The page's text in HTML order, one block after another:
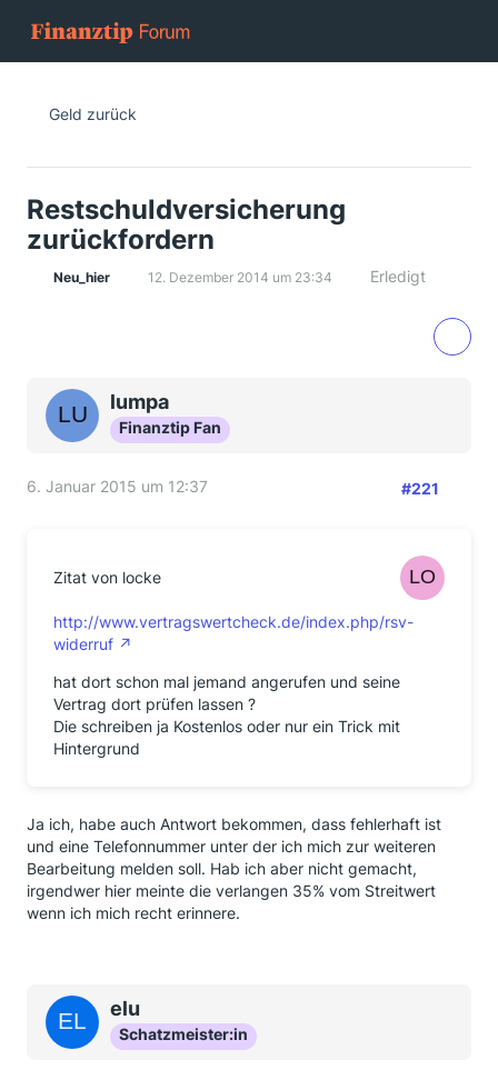
Geld zurück
Restschuldversicherung
zurückfordern
Neu_hier 12. Dezember 2014 um 23:34 Erledigt
lumpa
Finanztip Fan
6. Januar 2015 um 12:37 #221
Zitat von locke
http://www.vertragswertcheck.de/index.php/rsv-
widerruf
hat dort schon mal jemand angerufen und seine
Vertrag dort prüfen lassen ?
Die schreiben ja Kostenlos oder nur ein Trick mit
Hintergrund
Ja ich, habe auch Antwort bekommen, dass fehlerhaft ist
und eine Telefonnummer unter der ich mich zur weiteren
Bearbeitung melden soll. Hab ich aber nicht gemacht,
irgendwer hier meinte die verlangen 35% vom Streitwert
wenn ich mich recht erinnere.
elu
Schatzmeister:in